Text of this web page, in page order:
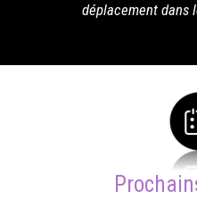
déplacement dans